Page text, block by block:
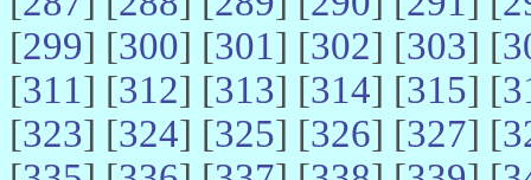
[299] [300] [301] [302] [303] [
[311] [312] [313] [314] [315] [
[323] [324] [325] [326] [327] [